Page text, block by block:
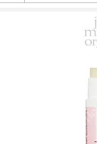
skóry. Zaufaj naszym
kosmetyków,
pielęgnacyjnych. To
odkrywanie nowych
pielęgnacji w